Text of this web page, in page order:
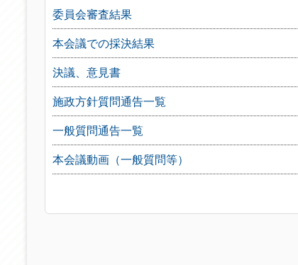
委員会審査結果
本会議での採決結果
決議、意見書
施政方針質問通告一覧
一般質問通告一覧
本会議動画（一般質問等）